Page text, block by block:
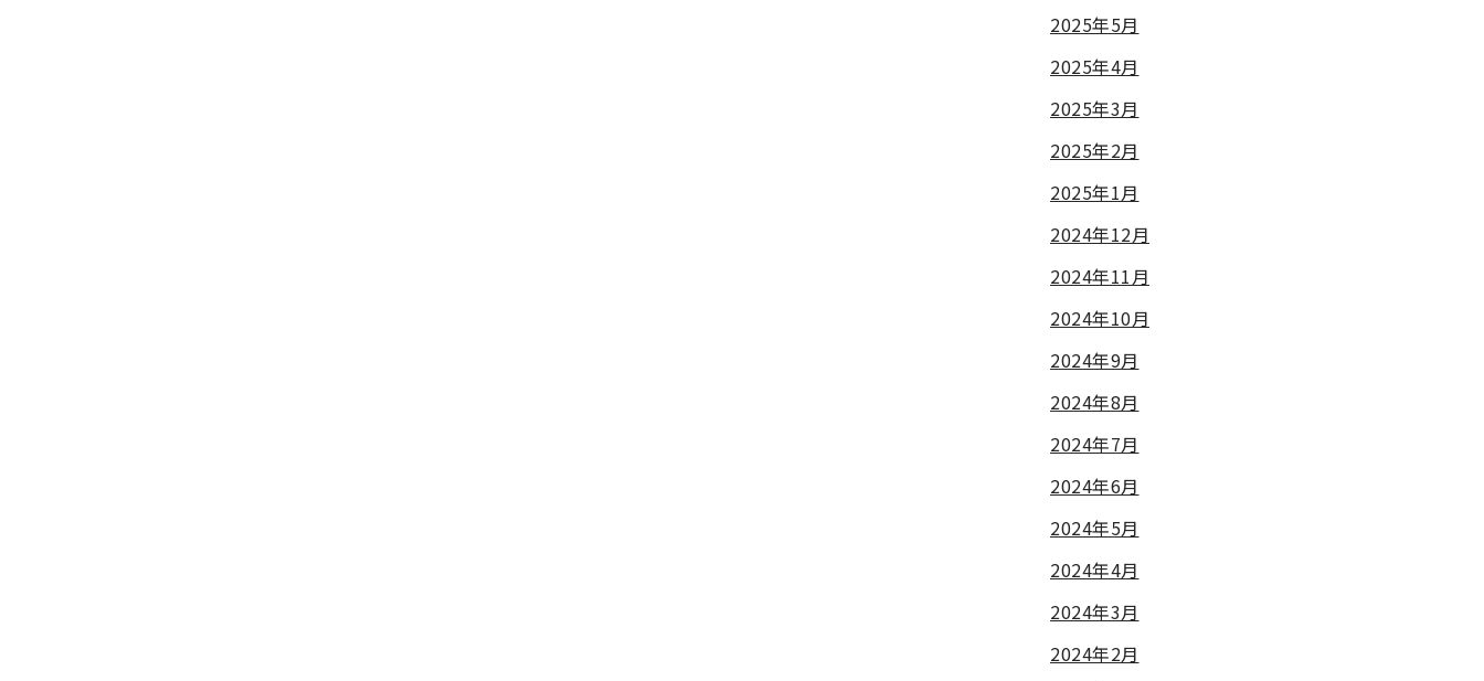
2025年5月
2025年4月
2025年3月
2025年2月
2025年1月
2024年12月
2024年11月
2024年10月
2024年9月
2024年8月
2024年7月
2024年6月
2024年5月
2024年4月
2024年3月
2024年2月